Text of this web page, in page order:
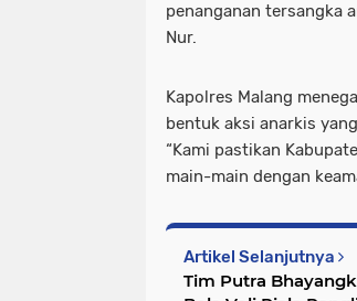
penanganan tersangka
Nur.
Kapolres Malang
bentuk aksi anarkis
“Kami pastikan
main-main dengan
Artikel Selanjutnya
Tim Putra